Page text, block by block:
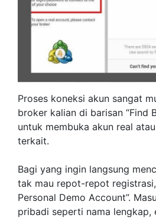
Proses koneksi akun sangat
broker kalian di barisan “Find
untuk membuka akun real
terkait.
Bagi yang ingin langsung
tak mau repot-repot
Personal Demo Account”.
pribadi seperti nama lengkap,